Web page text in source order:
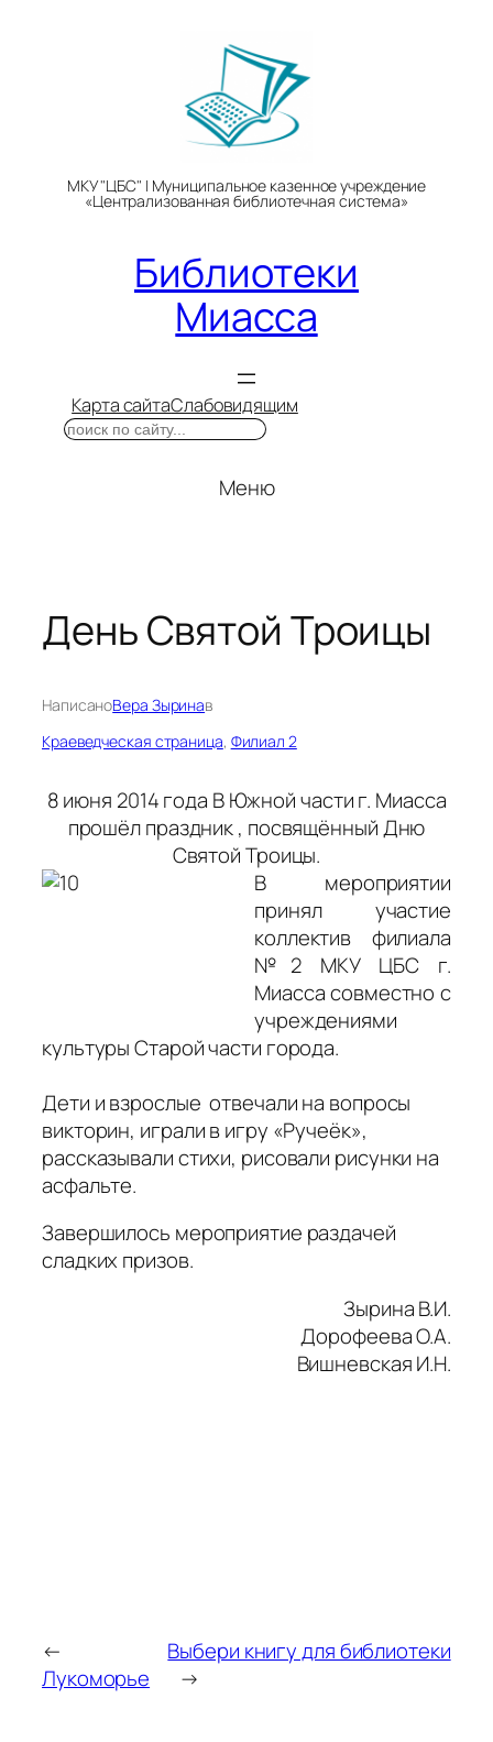
МКУ "ЦБС" | Муниципальное казенное учреждение
«Централизованная библиотечная система»
Библиотеки
Миасса
Карта сайтаСлабовидящим
Поиск
Меню
День Святой Троицы
НаписаноВера Зыринав
Краеведческая страница, Филиал 2
8 июня 2014 года В Южной части г. Миасса
прошёл праздник , посвящённый Дню
Святой Троицы.
В мероприятии
принял участие
коллектив филиала
№2 МКУ ЦБС г.
Миасса совместно с
учреждениями
культуры Старой части города.
Дети и взрослые отвечали на вопросы
викторин, играли в игру «Ручеёк»,
рассказывали стихи, рисовали рисунки на
асфальте.
Завершилось мероприятие раздачей
сладких призов.
Зырина В.И.
Дорофеева О.А.
Вишневская И.Н.
←
Лукоморье
Выбери книгу для библиотеки
→